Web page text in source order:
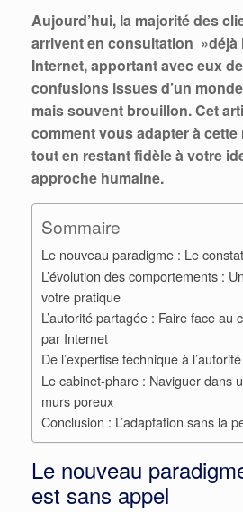
Aujourd’hui, la majorité des
arrivent en consultation »déjà
Internet, apportant avec eux
confusions issues d’un
mais souvent brouillon. Cet
comment vous adapter à
tout en restantfidèle à votre
approche humaine.
Sommaire
Le nouveau paradigme : Le
L’évolution des comportements :
votre pratique
L’autorité partagée : Faire face au
par Internet
De l’expertise technique à
Le cabinet-phare : Naviguer dans
murs poreux
Conclusion : L’adaptation sans la
Le nouveau
est sans appel